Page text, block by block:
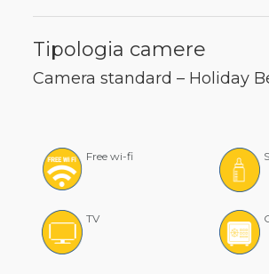
Tipologia camere
Camera standard – Holiday
Free wi-fi
TV